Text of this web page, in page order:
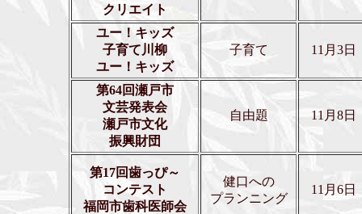
クリエイト
ユー！キッズ
子育て川柳
ユー！キッズ
子育て 11月3日
第64回瀬戸市
文芸発表会
瀬戸市文化
振興財団
自由題 11月8日
第17回歯っぴ～
コンテスト
福岡市歯科医師会
健口への
プランニング
11月6日